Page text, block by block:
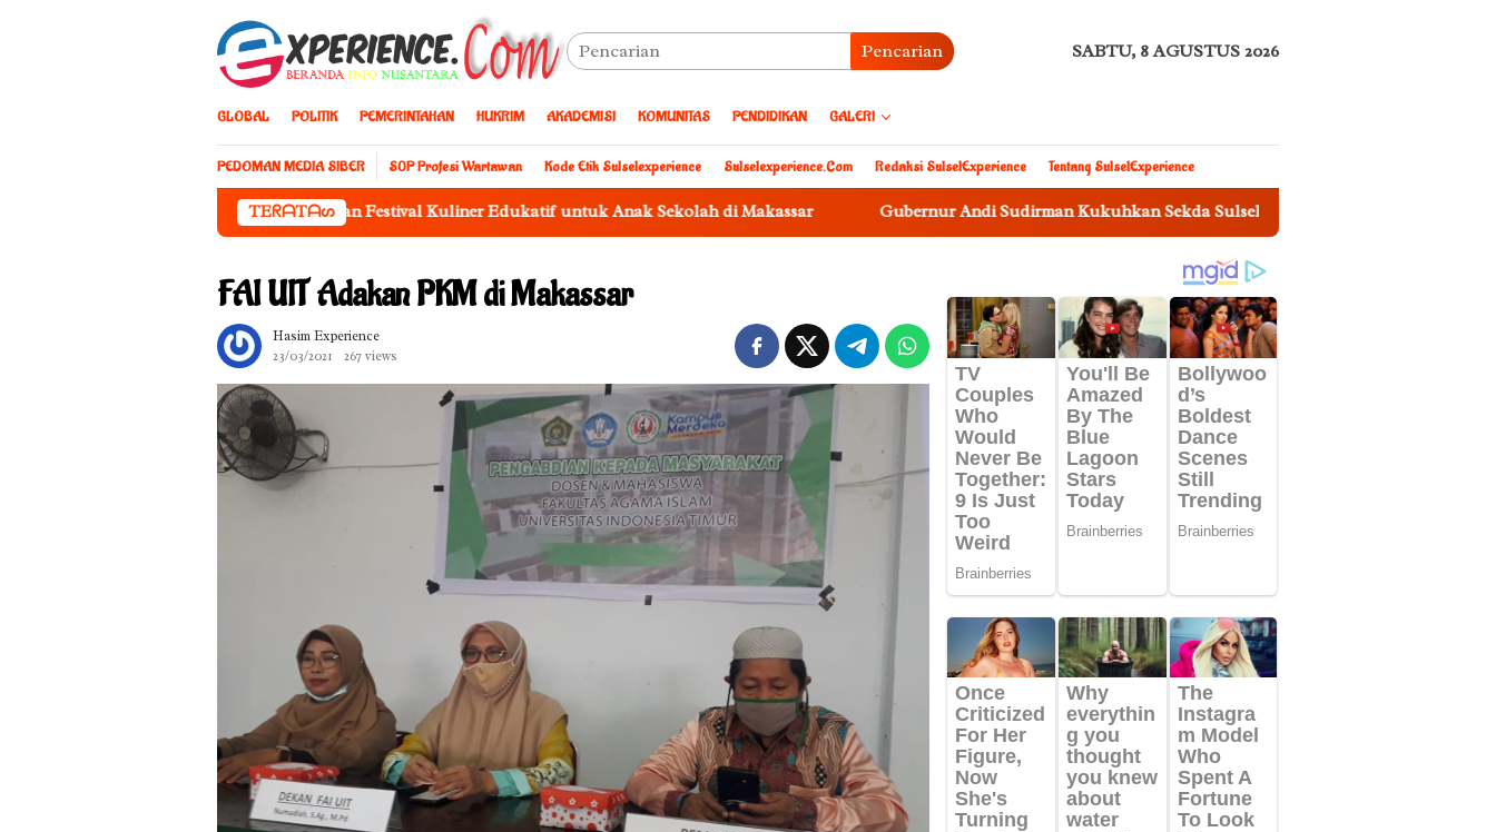
Pencarian SABTU, 8 AGUSTUS 2026
GLOBAL POLITIK PEMERINTAHAN HUKRIM AKADEMISI KOMUNITAS PENDIDIKAN GALERI
PEDOMAN MEDIA SIBER S0P Profesi Wartawan Kode Etik Sulselexperience Sulselexperience.com Redaksi SulselExperience Tentang SulselExperience
TEᖇᗩTᗩᔕ
Friendly Forum Siapkan Festival Kuliner Edukatif untuk Anak Sekolah di Makassar Gubernur Andi Sudirman Kukuhkan Sekda Sulsel Sebagai Ketua Tim Pengawasan Penggunaan
FAI UIT Adakan PKM di Makassar
Hasim Experience
23/03/2021
267 views